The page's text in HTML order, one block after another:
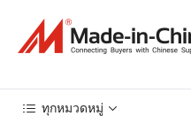
ทุกหมวดหมู่